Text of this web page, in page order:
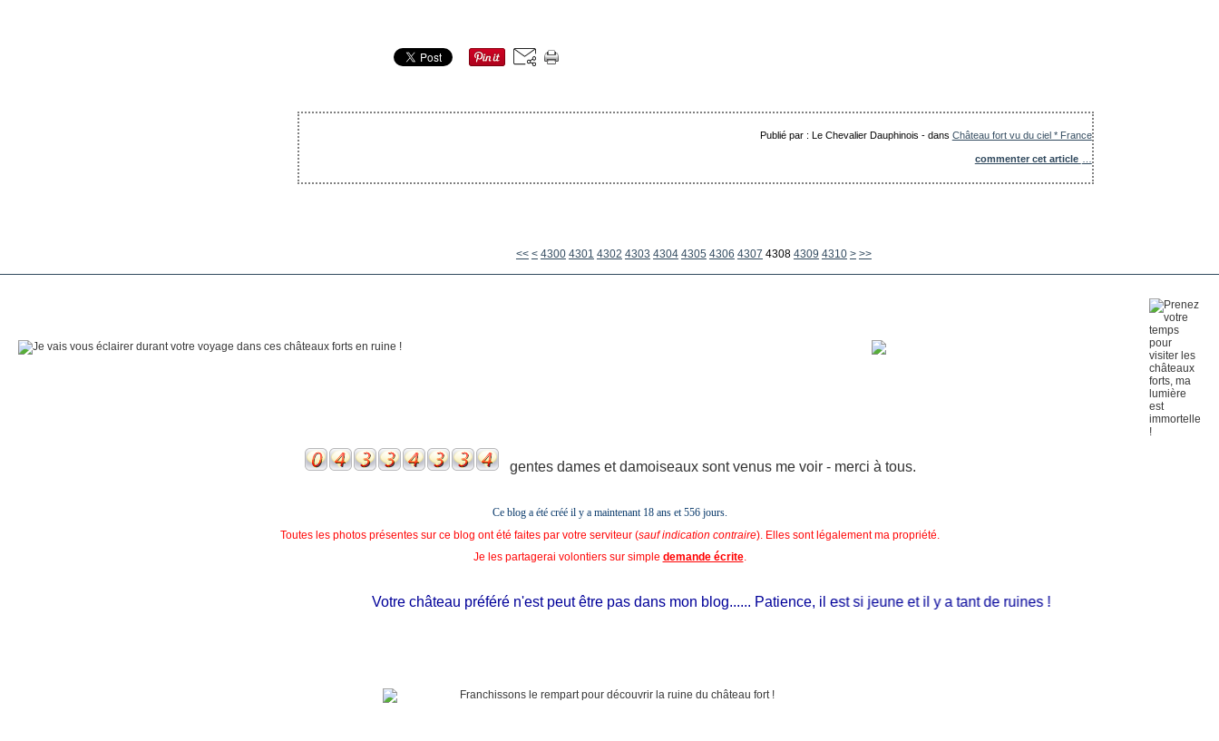
Publié par : Le Chevalier Dauphinois -dans Château fort vu du ciel * France
commenter cet article
<< < 4300 4301 4302 4303 4304 4305 4306 4307 4308 4309 4310 4320
4330
4340
4350
4360
4370
4380
4390
4400
4500
4600
4700
4800
4900
5000
5100
5200
5300
5400
5500
5600
> >>
gentes dames et damoiseaux sont venus me voir - merci à tous.
Ce blog a été créé il y a maintenant 18 ans et556 jours.
Toutes les photos présentes sur ce blog ont été faites par votre serviteur (sauf indication contraire). Elles sont légalement ma propriété.
Je les partagerai volontiers sur simple demande écrite.
Votre château préféré n'est peut être pas dans mon blog...... Patience, il est si jeune et il y a tant de ruines !